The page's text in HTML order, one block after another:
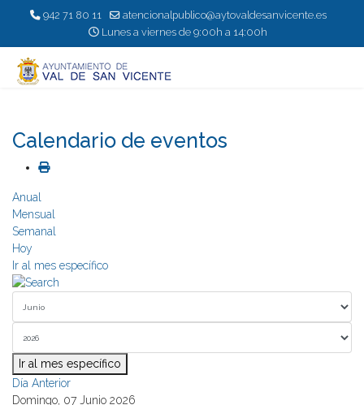
942 71 80 11
atencionalpublico@aytovaldesanvicente.es
Lunes a viernes de 9:00h a 14:00h
Calendario de eventos
Anual
Mensual
Semanal
Hoy
Ir al mes específico
Ir al mes específico
Día Anterior
Domingo, 07 Junio 2026